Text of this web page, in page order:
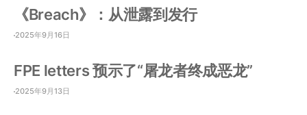
《Breach》：从泄露到发行
2025年9月16日
FPE letters 预示了“屠龙者终成恶龙”
2025年9月13日